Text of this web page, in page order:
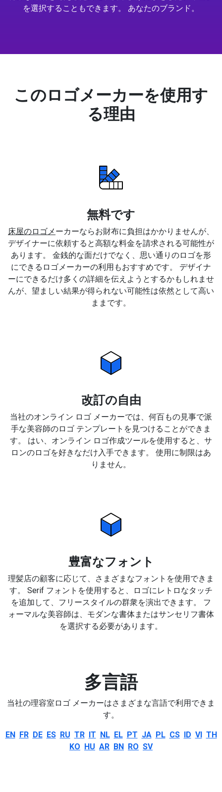
を選択することもできます。 あなたのブランド。
このロゴメーカーを使用す
る理由
無料です
床屋のロゴメ ーカーならお財布に負担はかかりませんが、
デザイナーに依頼すると高額な料金を請求される可能性が
あります。 金銭的な面だけでなく、思い通りのロゴを形
にできるロゴメーカーの利用もおすすめです。 デザイナ
ーにできるだけ多くの詳細を伝えようとするかもしれませ
んが、望ましい結果が得られない可能性は依然として高い
ままです。
改訂の自由
当社のオンライン ロゴ メーカーでは、何百もの見事で派
手な美容師のロゴ テンプレートを見つけることができま
す。 はい、オンライン ロゴ作成ツールを使用すると、サ
ロンのロゴを好きなだけ入手できます。 使用に制限はあ
りません。
豊富なフォント
理髪店の顧客に応じて、さまざまなフォントを使用できま
す。 Serif フォントを使用すると、ロゴにレトロなタッチ
を追加して、フリースタイルの群衆を演出できます。 フ
ォーマルな美容師は、モダンな書体またはサンセリフ書体
を選択する必要があります。
多言語
当社の理容室ロゴ メーカーはさまざまな言語で利用できま
す。
EN FR DE ES RU TR IT NL EL PT JA PL CS ID VI TH
KO HU AR BN RO SV